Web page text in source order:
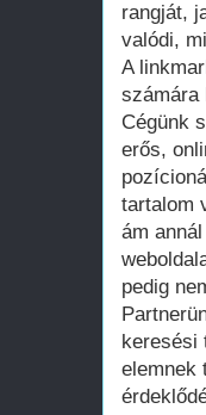
rangját,
valódi,
A
számára
Cégünk
erős,
tartalom
ám
pedig
keresési
elemnek